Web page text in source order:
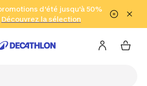
Aller au contenu Aller au pied de
d'été jusqu'à 50%
Découvrez la sélection
Cliquez ici
seulement 2 h!
sélectionnées)